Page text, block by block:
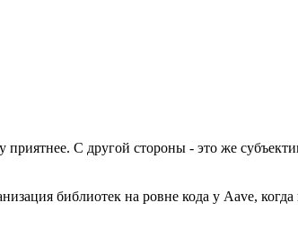
С другой стороны - это же
библиотек на ровне кода у Aave,